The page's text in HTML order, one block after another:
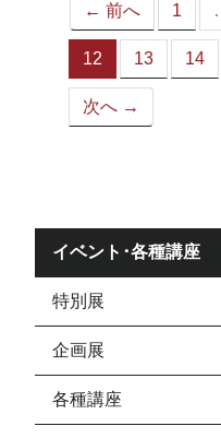
← 前へ 1
12
（こ
の
ペ
13 14
次へ →
イベント･各種講座
特別展
企画展
各種講座